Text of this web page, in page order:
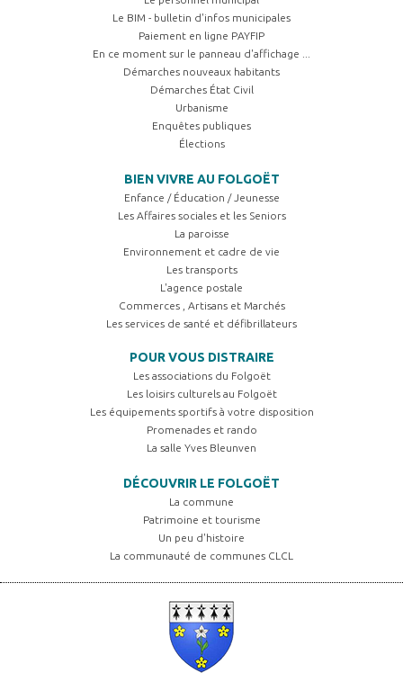
Le BIM - bulletin d'infos municipales
Paiement en ligne PAYFIP
En ce moment sur le panneau d'affichage ...
Démarches nouveaux habitants
Démarches État Civil
Urbanisme
Enquêtes publiques
Élections
BIEN VIVRE AU FOLGOËT
Enfance / Éducation / Jeunesse
Les Affaires sociales et les Seniors
La paroisse
Environnement et cadre de vie
Les transports
L'agence postale
Commerces , Artisans et Marchés
Les services de santé et défibrillateurs
POUR VOUS DISTRAIRE
Les associations du Folgoët
Les loisirs culturels au Folgoët
Les équipements sportifs à votre disposition
Promenades et rando
La salle Yves Bleunven
DÉCOUVRIR LE FOLGOËT
La commune
Patrimoine et tourisme
Un peu d'histoire
La communauté de communes CLCL